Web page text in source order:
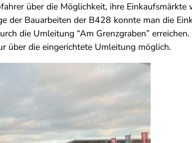
über die Möglichkeit, ihre
der Bauarbeiten der B428 konnte man die
die Umleitung “Am Grenzgraben”
über die eingerichtete Umleitung möglich.